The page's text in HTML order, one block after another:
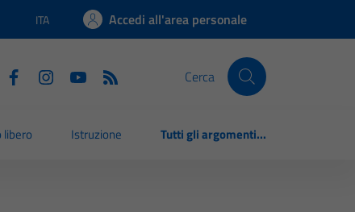
Lingua attiva:
ITA Accedi all'area personale
Cerca
libero Istruzione Tutti gli argomenti...